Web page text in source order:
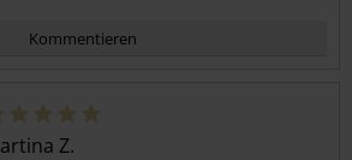
Kommentieren
Z.